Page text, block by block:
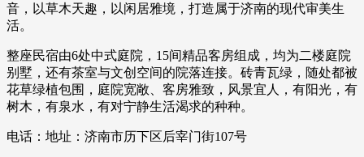
音，以草木天趣，以闲居雅境，打造属于济南的现代审美生
活。
整座民宿由6处中式庭院，15间精品客房组成，均为二楼庭院
别墅，还有茶室与文创空间的院落连接。砖青瓦绿，随处都被
花草绿植包围，庭院宽敞、客房雅致，风景宜人，有阳光，有
树木，有泉水，有对宁静生活渴求的种种。
电话：地址：济南市历下区后宰门街107号